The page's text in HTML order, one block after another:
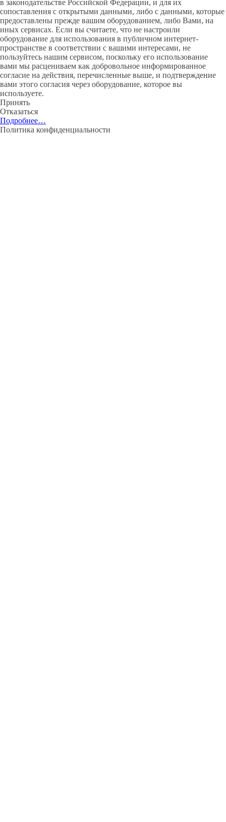
в законодательстве Российской Федерации, и для их
сопоставления с открытыми данными, либо с данными, которые
предоставлены прежде вашим оборудованием, либо Вами, на
иных сервисах. Если вы считаете, что не настроили
оборудование для использования в публичном интернет-
пространстве в соответствии с вашими интересами, не
пользуйтесь нашим сервисом, поскольку его использование
вами мы расцениваем как добровольное информированное
согласие на действия, перечисленные выше, и подтверждение
вами этого согласия через оборудование, которое вы
используете.
Принять
Отказаться
Подробнее…
Политика конфиденциальности